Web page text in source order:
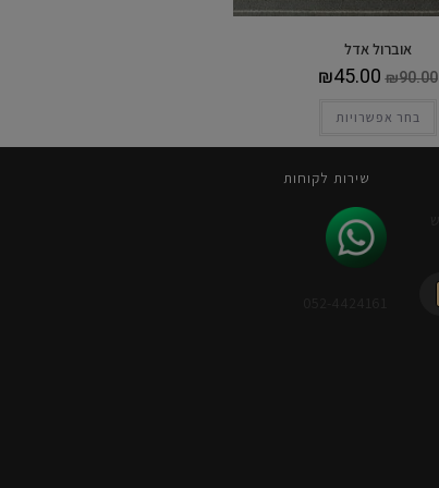
אוברול אדל
₪90.00
₪45.00
בחר אפשרויות
שירות לקוחות